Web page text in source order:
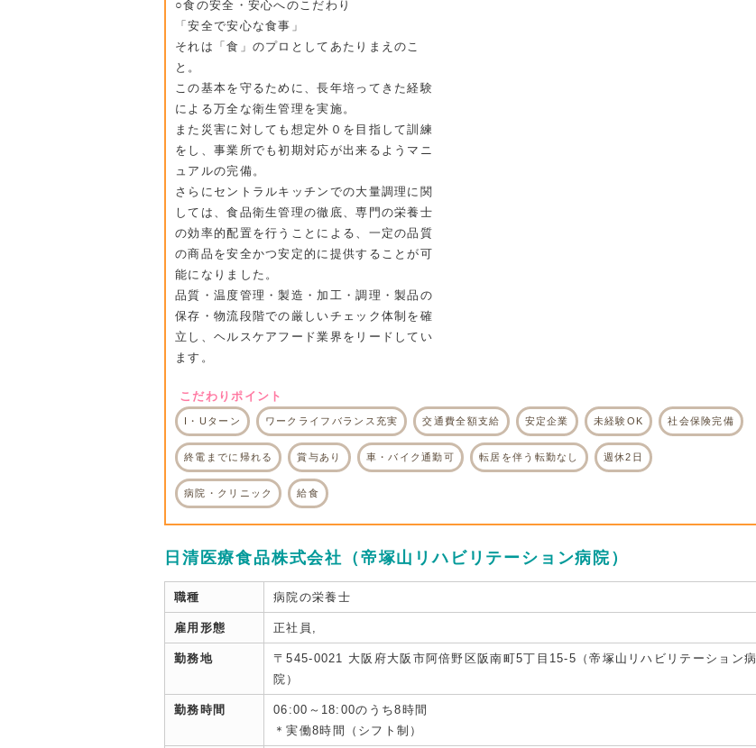
○食の安全・安心へのこだわり
「安全で安心な食事」
それは「食」のプロとしてあたりまえのこ
と。
この基本を守るために、長年培ってきた経験
による万全な衛生管理を実施。
また災害に対しても想定外０を目指して訓練
をし、事業所でも初期対応が出来るようマニ
ュアルの完備。
さらにセントラルキッチンでの大量調理に関
しては、食品衛生管理の徹底、専門の栄養士
の効率的配置を行うことによる、一定の品質
の商品を安全かつ安定的に提供することが可
能になりました。
品質・温度管理・製造・加工・調理・製品の
保存・物流段階での厳しいチェック体制を確
立し、ヘルスケアフード業界をリードしてい
ます。
こだわりポイント
I・Uターン ワークライフバランス充実 交通費全額支給 安定企業 未経験OK 社会保険完備
終電までに帰れる 賞与あり 車・バイク通勤可 転居を伴う転勤なし 週休2日
病院・クリニック 給食
日清医療食品株式会社（帝塚山リハビリテーション病院）
職種 病院の栄養士
雇用形態 正社員,
勤務地
〒545-0021 大阪府大阪市阿倍野区阪南町5丁目15-5（帝塚山リハビリテーション病
院）
勤務時間
06:00～18:00のうち8時間
＊実働8時間（シフト制）